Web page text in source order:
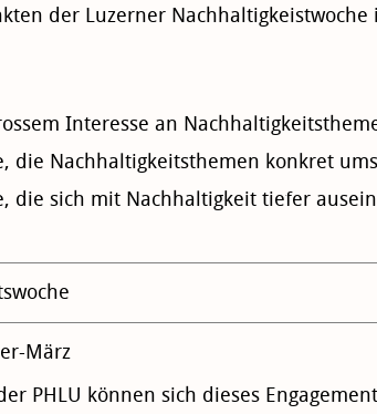
der Luzerner Nachhaltigkeistwoche
Interesse an
die Nachhaltigkeitsthemen konkret
die sich mit Nachhaltigkeit tiefer
März
PHLU können sich dieses